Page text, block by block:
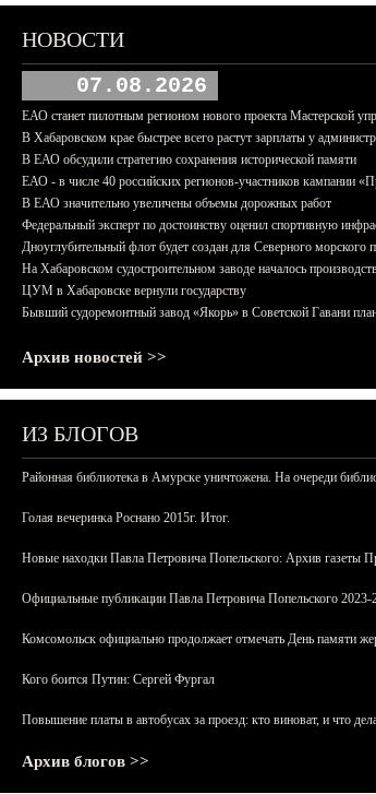
НОВОСТИ
07.08.2026
ЕАО станет пилотным регионом нового проекта Мастерской
В Хабаровском крае быстрее всего растут зарплаты у
В ЕАО обсудили стратегию сохранения исторической памяти
ЕАО - в числе 40 российских регионов-участников кампании
В ЕАО значительно увеличены объемы дорожных работ
Федеральный эксперт по достоинству оценил спортивную
Дноуглубительный флот будет создан для Северного морского
На Хабаровском судостроительном заводе началось
ЦУМ в Хабаровске вернули государству
Бывший судоремонтный завод «Якорь» в Советской Гавани
Архив новостей >>
ИЗ БЛОГОВ
Районная библиотека в Амурске уничтожена. На очереди
Голая вечеринка Роснано 2015г. Итог.
Новые находки Павла Петровича Попельского: Архив газеты
Официальные публикации Павла Петровича Попельского
Комсомольск официально продолжает отмечать День памяти
Кого боится Путин: Сергей Фургал
Повышение платы в автобусах за проезд: кто виноват, и что
Архив блогов >>